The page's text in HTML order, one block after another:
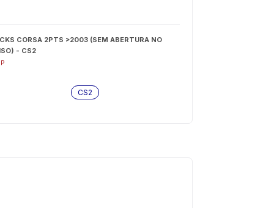
CORSA 2PTS >2003 (SEM ABERTURA NO
- CS2
CS2